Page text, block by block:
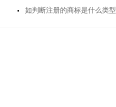
如判断注册的商标是什么类